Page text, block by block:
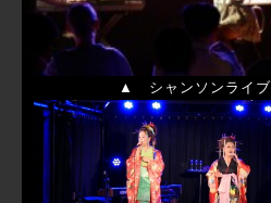
▲ シャンソンライブ